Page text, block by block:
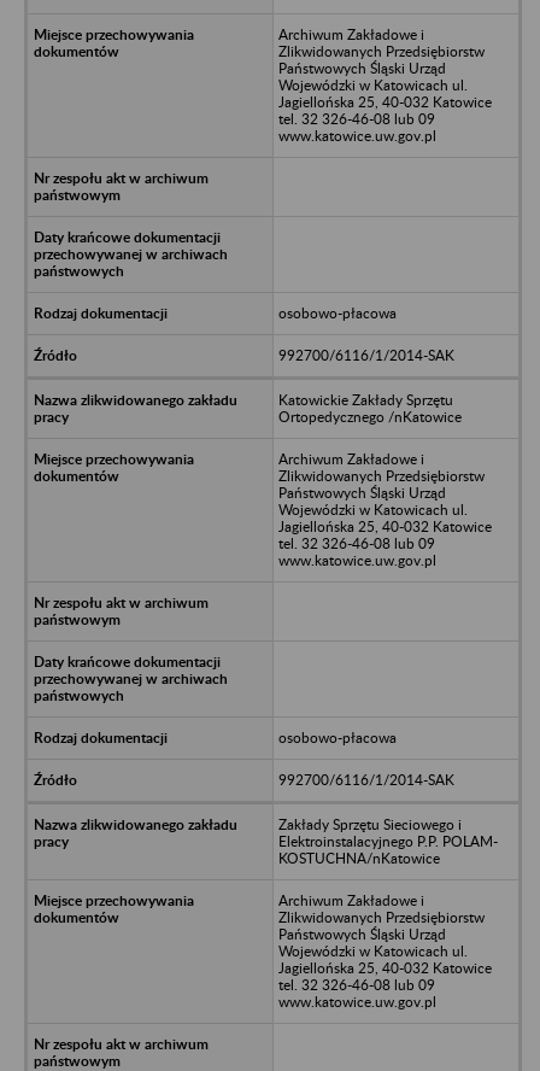
Archiwum Zakładowe i
Zlikwidowanych Przedsiębiorstw
Państwowych Śląski Urząd
Wojewódzki w Katowicach ul.
Jagiellońska 25, 40-032 Katowice
tel. 32 326-46-08 lub 09
www.katowice.uw.gov.pl
osobowo-płacowa
992700/6116/1/2014-SAK
Katowickie Zakłady Sprzętu
Ortopedycznego /nKatowice
Archiwum Zakładowe i
Zlikwidowanych Przedsiębiorstw
Państwowych Śląski Urząd
Wojewódzki w Katowicach ul.
Jagiellońska 25, 40-032 Katowice
tel. 32 326-46-08 lub 09
www.katowice.uw.gov.pl
osobowo-płacowa
992700/6116/1/2014-SAK
Zakłady Sprzętu Sieciowego i
Elektroinstalacyjnego P.P. POLAM-
KOSTUCHNA/nKatowice
Archiwum Zakładowe i
Zlikwidowanych Przedsiębiorstw
Państwowych Śląski Urząd
Wojewódzki w Katowicach ul.
Jagiellońska 25, 40-032 Katowice
tel. 32 326-46-08 lub 09
www.katowice.uw.gov.pl